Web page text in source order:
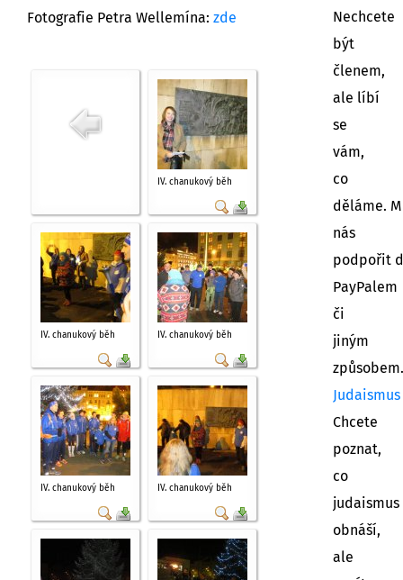
Fotografie Petra Wellemína: zde
IV. chanukový běh
IV. chanukový běh IV. chanukový běh
IV. chanukový běh IV. chanukový běh
Nechcete
být
členem,
ale líbí
se
vám,
co
děláme.
nás
podpořit
PayPalem
či
jiným
způsobem.
Judaismus
Chcete
poznat,
co
judaismus
obnáší,
ale